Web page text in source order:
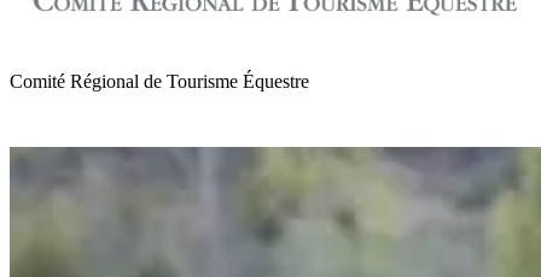
Comité Régional de Tourisme Équestre